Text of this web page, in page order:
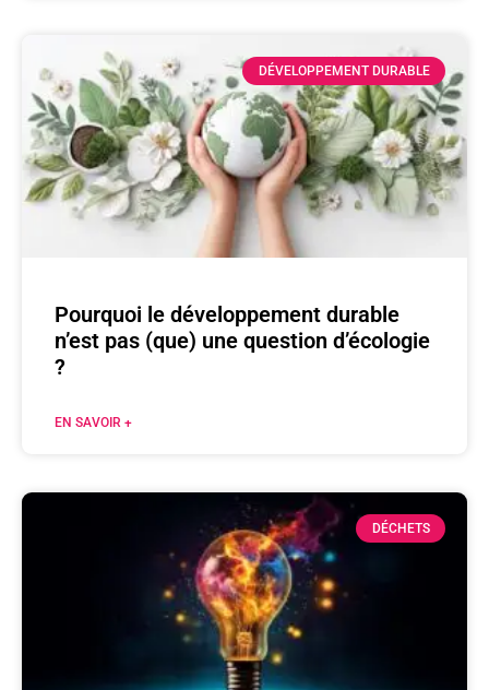
DÉVELOPPEMENT DURABLE
Pourquoi le développement durable
n’est pas (que) une question d’écologie
?
EN SAVOIR +
DÉCHETS